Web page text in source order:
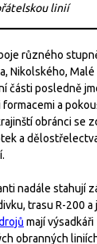
linií
různého
Nikolského, Malé
části posledně
a
obránci se
a
nadále stahují
trasu R-200
mají
obranných